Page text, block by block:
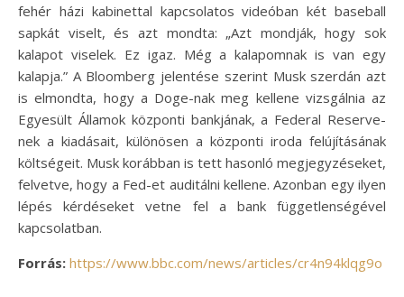
fehér házi kabinettal kapcsolatos videóban két baseball
sapkát viselt, és azt mondta: „Azt mondják, hogy sok
kalapot viselek. Ez igaz. Még a kalapomnak is van egy
kalapja.” A Bloomberg jelentése szerint Musk szerdán azt
is elmondta, hogy a Doge-nak meg kellene vizsgálnia az
Egyesült Államok központi bankjának, a Federal Reserve-
nek a kiadásait, különösen a központi iroda felújításának
költségeit. Musk korábban is tett hasonló megjegyzéseket,
felvetve, hogy a Fed-et auditálni kellene. Azonban egy ilyen
lépés kérdéseket vetne fel a bank függetlenségével
kapcsolatban.
Forrás: https://www.bbc.com/news/articles/cr4n94klqg9o